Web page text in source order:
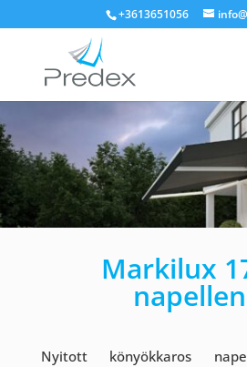
+3613651056
Markilux
Nyitott könyökkaros